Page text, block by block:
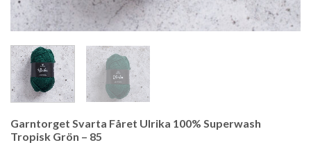
Garntorget Svarta Fåret Ulrika 100% Superwash
Tropisk Grön – 85